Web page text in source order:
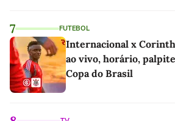
7 FUTEBOL
Internacional x
ao vivo, horário,
Copa do Brasil